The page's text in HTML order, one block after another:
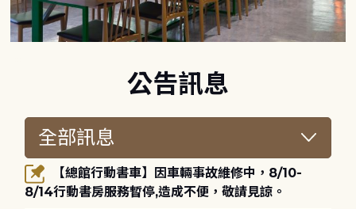
公告訊息
8/14行動書房服務暫停,造成不便，敬請見諒。